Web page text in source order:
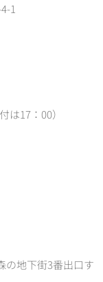
1
は17：00）
の地下街3番出口す